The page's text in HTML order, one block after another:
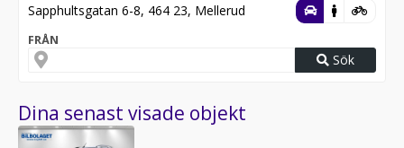
Sapphultsgatan 6-8, 464 23, Mellerud
FRÅN
Sök
Dina senast visade objekt